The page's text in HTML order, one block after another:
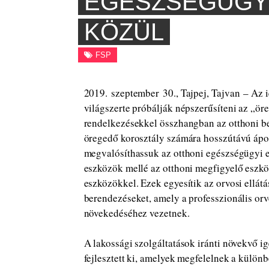
KÖZÜL
FSP
2019. szeptember 30., Tajpej, Tajvan – Az
világszerte próbálják népszerűsíteni az
rendelkezésekkel összhangban az otthoni
öregedő korosztály számára hosszútávú
megvalósíthassuk az otthoni
eszközök mellé az otthoni megfigyelő
eszközökkel. Ezek egyesítik az orvosi
berendezéseket, amely a professzionális
növekedéséhez vezetnek.
A lakossági szolgáltatások iránti növekvő
fejlesztett ki, amelyek megfelelnek a